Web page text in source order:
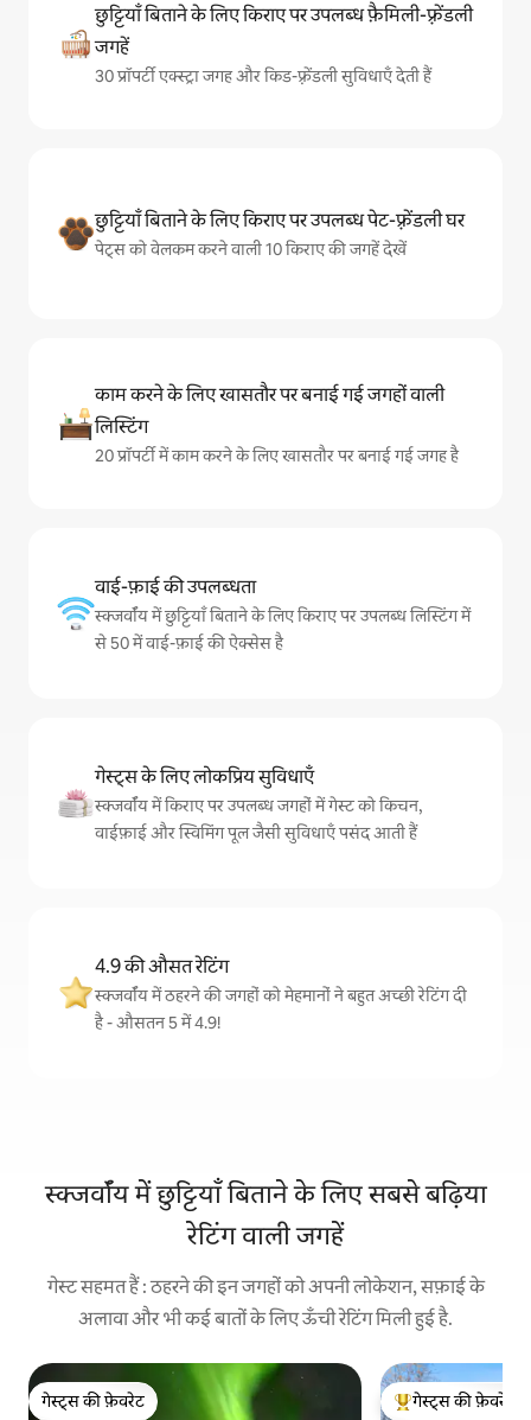
छुट्टियाँ बिताने के लिए किराए पर उपलब्ध फ़ैमिली-फ़्रेंडली
जगहें
30 प्रॉपर्टी एक्स्ट्रा जगह और किड-फ़्रेंडली सुविधाएँ देती हैं
छुट्टियाँ बिताने के लिए किराए पर उपलब्ध पेट-फ़्रेंडली घर
पेट्स को वेलकम करने वाली 10 किराए की जगहें देखें
काम करने के लिए खासतौर पर बनाई गई जगहों वाली
लिस्टिंग
20 प्रॉपर्टी में काम करने के लिए खासतौर पर बनाई गई जगह है
वाई-फ़ाई की उपलब्धता
स्क्जर्वॉय में छुट्टियाँ बिताने के लिए किराए पर उपलब्ध लिस्टिंग में
से 50 में वाई-फ़ाई की ऐक्सेस है
गेस्ट्स के लिए लोकप्रिय सुविधाएँ
स्क्जर्वॉय में किराए पर उपलब्ध जगहों में गेस्ट को किचन,
वाईफ़ाई और स्विमिंग पूल जैसी सुविधाएँ पसंद आती हैं
4.9 की औसत रेटिंग
स्क्जर्वॉय में ठहरने की जगहों को मेहमानों ने बहुत अच्छी रेटिंग दी
है - औसतन 5 में 4.9!
स्क्जर्वॉय में छुट्टियाँ बिताने के लिए सबसे बढ़िया
रेटिंग वाली जगहें
गेस्ट सहमत हैं : ठहरने की इन जगहों को अपनी लोकेशन, सफ़ाई के
अलावा और भी कई बातों के लिए ऊँची रेटिंग मिली हुई है.
गेस्ट्स की फ़ेवरेट
गेस्ट्स की फ़ेवरेट
गेस्ट्स का टॉप फ़ेवरेट
गेस्ट्स की फ़ेवरेट